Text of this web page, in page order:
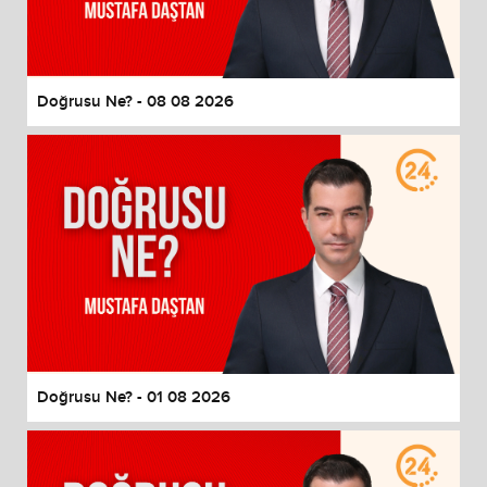
End of dialog window.
Doğrusu Ne? - 08 08 2026
Doğrusu Ne? - 01 08 2026